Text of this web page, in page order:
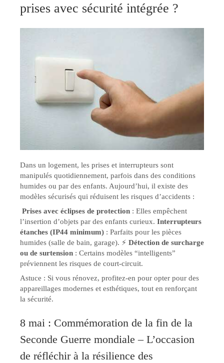
prises avec sécurité intégrée ?
Dans un logement, les prises et interrupteurs sont
manipulés quotidiennement, parfois dans des conditions
humides ou par des enfants. Aujourd’hui, il existe des
modèles sécurisés qui réduisent les risques d’accidents :
Prises avec éclipses de protection : Elles empêchent
l’insertion d’objets par des enfants curieux. Interrupteurs
étanches (IP44 minimum) : Parfaits pour les pièces
humides (salle de bain, garage). ⚡ Détection de surcharge
ou de surtension : Certains modèles “intelligents”
préviennent les risques de court-circuit.
Astuce : Si vous rénovez, profitez-en pour opter pour des
appareillages modernes et esthétiques, tout en renforçant
la sécurité.
8 mai : Commémoration de la fin de la
Seconde Guerre mondiale – L’occasion
de réfléchir à la résilience des